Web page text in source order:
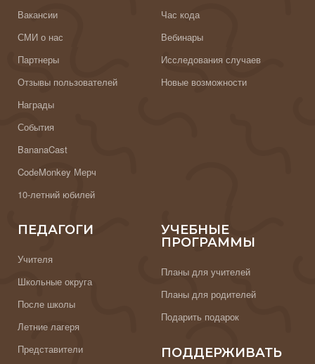
Вакансии
СМИ о нас
Партнеры
Отзывы пользователей
Награды
События
BananaCast
CodeMonkey Мерч
10-летний юбилей
Час кода
Вебинары
Исследования случаев
Новые возможности
ПЕДАГОГИ
Учителя
Школьные округа
После школы
Летние лагеря
Представители
УЧЕБНЫЕ
ПРОГРАММЫ
Планы для учителей
Планы для родителей
Подарить подарок
ПОДДЕРЖИВАТЬ